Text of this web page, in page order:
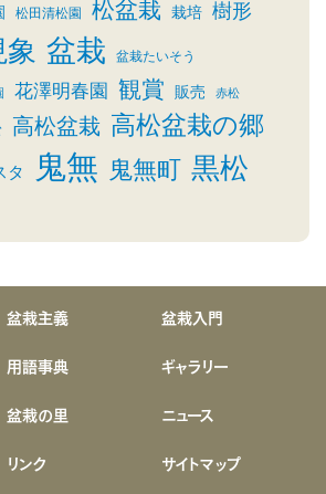
松田清松園 松盆栽 栽培 樹形
盆栽 盆栽たいそう
花澤明春園 観賞 販売 赤松
高松盆栽 高松盆栽の郷
タ 鬼無 鬼無町 黒松
盆栽主義
盆栽入門
用語事典
ギャラリー
盆栽の里
ニュース
リンク サイトマップ